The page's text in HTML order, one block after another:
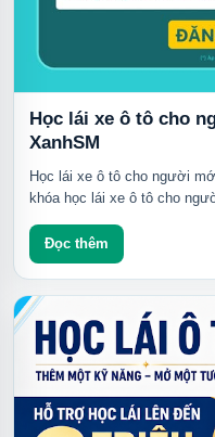
Học lái xe ô tô cho
XanhSM
Học lái xe ô tô cho người
khóa học lái xe ô tô cho
Đọc thêm